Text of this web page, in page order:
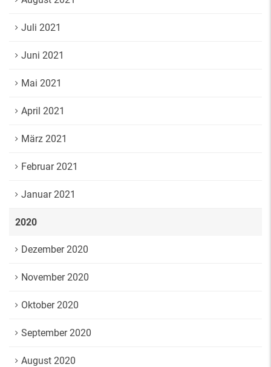
Juli 2021
Juni 2021
Mai 2021
April 2021
März 2021
Februar 2021
Januar 2021
2020
Dezember 2020
November 2020
Oktober 2020
September 2020
August 2020